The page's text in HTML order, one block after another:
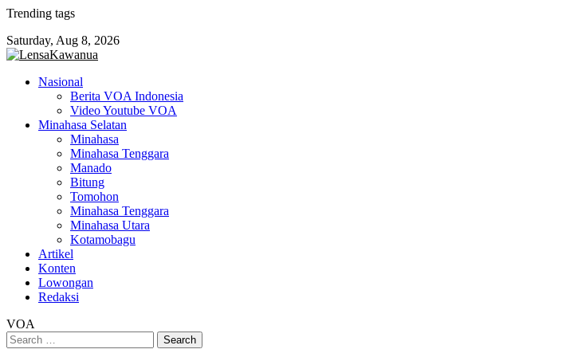
Skip
content
Trending tags
Saturday, Aug 8, 2026
Nasional
Berita VOA Indonesia
Video Youtube VOA
Minahasa Selatan
Minahasa
Minahasa Tenggara
Manado
Bitung
Tomohon
Minahasa Tenggara
Minahasa Utara
Kotamobagu
Artikel
Konten
Lowongan
Redaksi
VOA
Search
for: